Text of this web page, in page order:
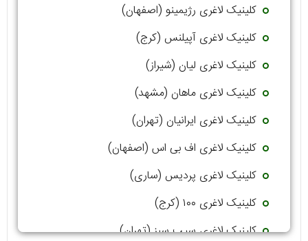
کلینیک لاغری رژیمینو (اصفهان)
کلینیک لاغری آپیلنس (کرج)
کلینیک لاغری لیان (شیراز)
کلینیک لاغری ماهان (مشهد)
کلینیک لاغری ایرانیان (تهران)
کلینیک لاغری اف بی اس (اصفهان)
کلینیک لاغری پردیس (ساری)
کلینیک لاغری ۱۰۰ (کرج)
کلینیک لاغری سیب سبز (تهران)